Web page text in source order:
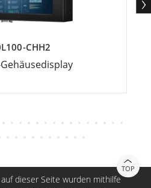
CHH2
TOP
dieser Seite wurden mithilfe